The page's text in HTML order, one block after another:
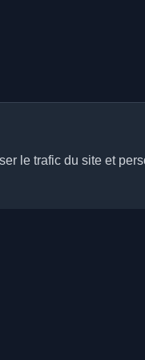
le trafic du site et